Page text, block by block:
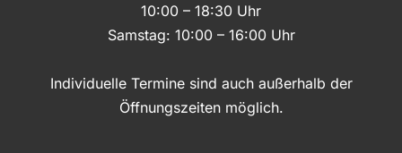
10:00 – 18:30 Uhr
Samstag: 10:00 – 16:00 Uhr
Individuelle Termine sind auch außerhalb der
Öffnungszeiten möglich.